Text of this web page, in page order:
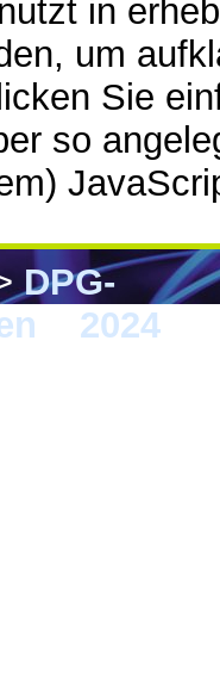
in
um
Sie
so
DPG-
2024